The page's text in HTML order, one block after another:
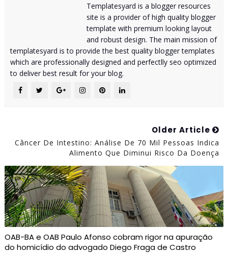
Templatesyard is a blogger resources
site is a provider of high quality blogger
template with premium looking layout
and robust design. The main mission of
templatesyard is to provide the best quality blogger templates
which are professionally designed and perfectlly seo optimized
to deliver best result for your blog.
Older Article
Câncer De Intestino: Análise De 70 Mil Pessoas Indica
Alimento Que Diminui Risco Da Doença
OAB-BA e OAB Paulo Afonso cobram rigor na apuração
do homicídio do advogado Diego Fraga de Castro